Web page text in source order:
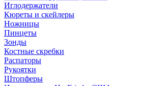
Иглодержатели
Кюреты и скейлеры
Ножницы
Пинцеты
Зонды
Костные скребки
Распаторы
Рукоятки
Штопферы